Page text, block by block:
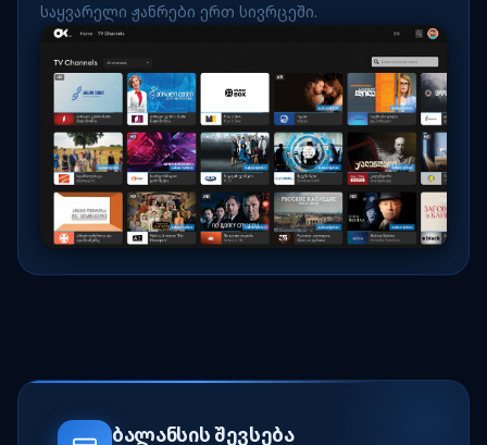
საყვარელი ჟანრები ერთ სივრცეში.
ბალანსის შევსება